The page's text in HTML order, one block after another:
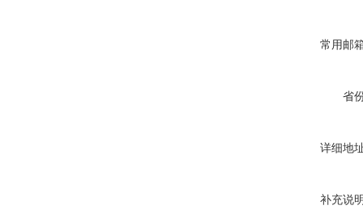
常用邮
省
详细地
补充说